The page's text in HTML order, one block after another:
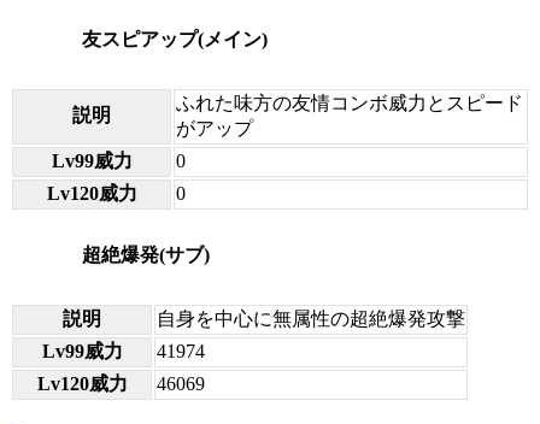
友スピアップ(メイン)
説明
ふれた味方の友情コンボ威力とスピード
がアップ
Lv99威力
0
Lv120威力
0
超絶爆発(サブ)
説明
自身を中心に無属性の超絶爆発攻撃
Lv99威力
41974
Lv120威力
46069